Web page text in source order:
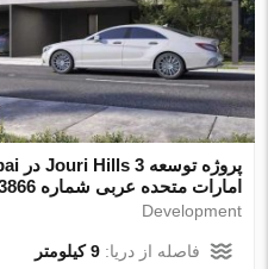
امارات متحده عربی شماره 713866
Development
فاصله از دریا:9 کیلومتر